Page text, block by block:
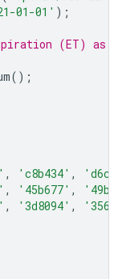
01-01' );
(ET) as
();
, 'c8b434' ,
, '45b677' ,
, '3d8094' ,